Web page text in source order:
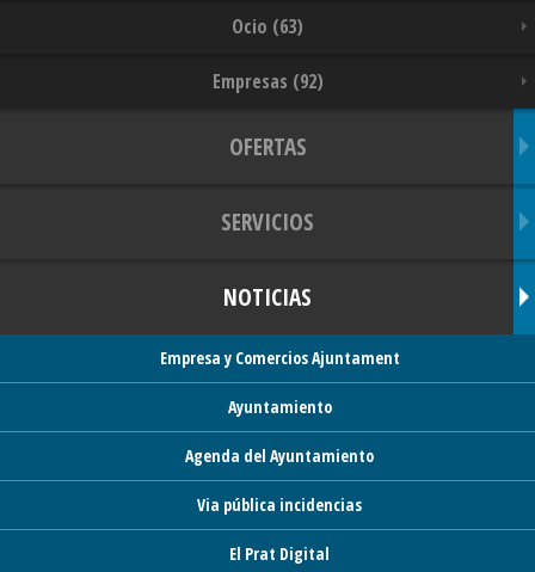
Ocio (63)
Empresas (92)
OFERTAS
SERVICIOS
NOTICIAS
Empresa y Comercios Ajuntament
Ayuntamiento
Agenda del Ayuntamiento
Via pública incidencias
El Prat Digital